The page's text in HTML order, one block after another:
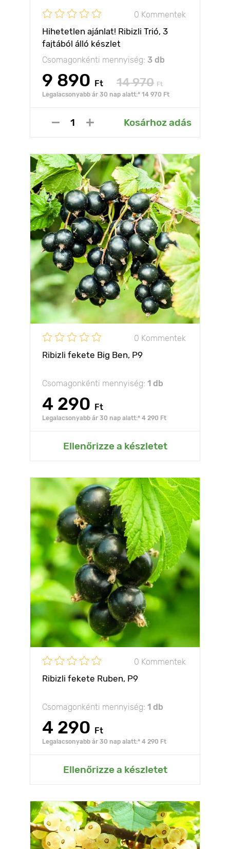
0 Kommentek
Hihetetlen ajánlat! Ribizli Trió, 3
fajtából álló készlet
Csomagonkénti mennyiség: 3 db
9 890 Ft 14 970 Ft
Legalacsonyabb ár 30 nap alatt:* 14 970 Ft
Kosárhoz adás
0 Kommentek
Ribizli fekete Big Ben, Р9
Csomagonkénti mennyiség: 1 db
4 290 Ft
Legalacsonyabb ár 30 nap alatt:* 4 290 Ft
Ellenőrizze a készletet
0 Kommentek
Ribizli fekete Ruben, Р9
Csomagonkénti mennyiség: 1 db
4 290 Ft
Legalacsonyabb ár 30 nap alatt:* 4 290 Ft
Ellenőrizze a készletet